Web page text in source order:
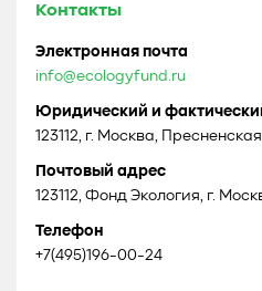
Контакты
Электронная почта
info@ecologyfund.ru
Юридический и
123112, г. Москва,
Почтовый адрес
123112, Фонд Экология, г.
Телефон
+7(495)196-00-24